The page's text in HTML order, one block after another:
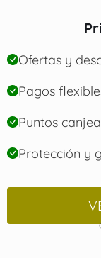
Ofertas y
Pagos
Puntos
Protección y